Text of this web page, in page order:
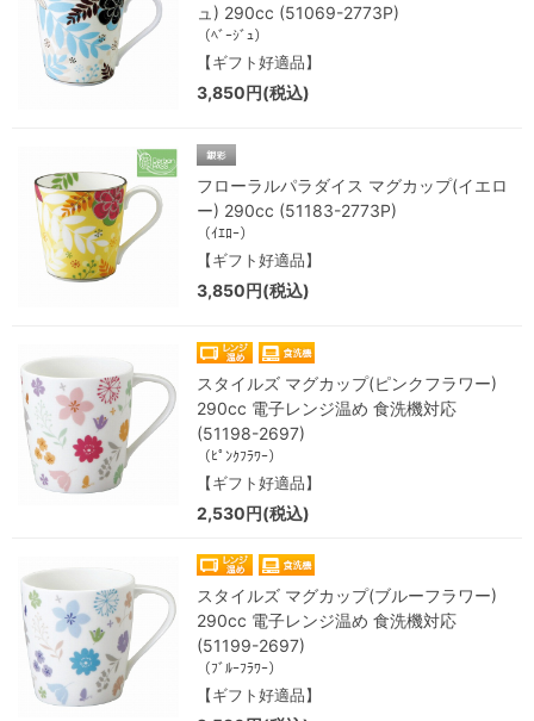
ュ) 290cc (51069-2773P)
（ﾍﾞｰｼﾞｭ）
【ギフト好適品】
3,850円(税込)
フローラルパラダイス マグカップ(イエロ
ー) 290cc (51183-2773P)
（ｲｴﾛｰ）
【ギフト好適品】
3,850円(税込)
スタイルズ マグカップ(ピンクフラワー)
290cc 電子レンジ温め 食洗機対応
(51198-2697)
（ﾋﾟﾝｸﾌﾗﾜｰ）
【ギフト好適品】
2,530円(税込)
スタイルズ マグカップ(ブルーフラワー)
290cc 電子レンジ温め 食洗機対応
(51199-2697)
（ﾌﾞﾙｰﾌﾗﾜｰ）
【ギフト好適品】